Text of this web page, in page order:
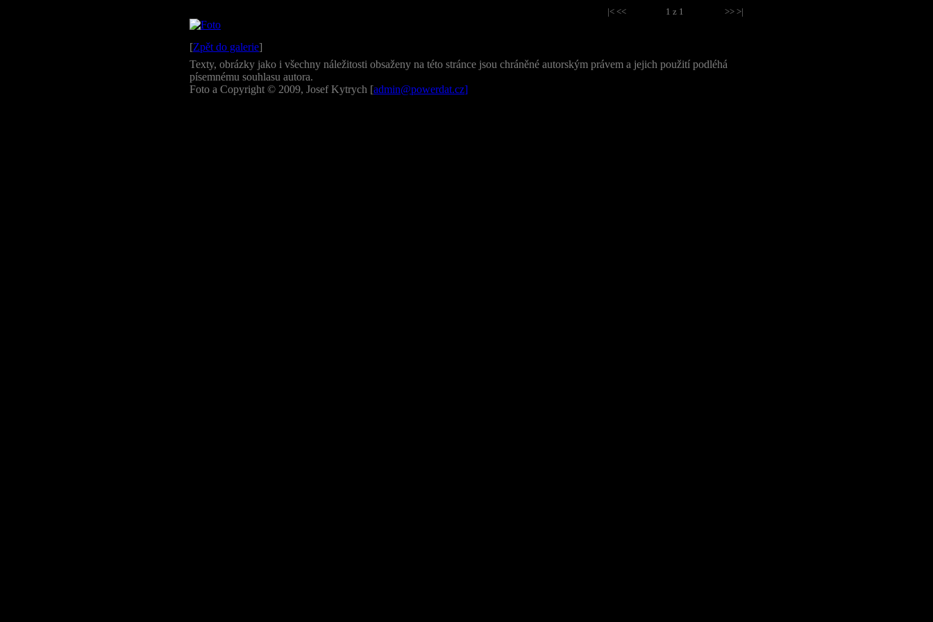
|< << 1 z 1 >> >|
[Zpět do galerie]
Texty, obrázky jako i všechny náležitosti obsaženy na této stránce jsou chráněné autorským právem a jejich použití podléhá
písemnému souhlasu autora.
Foto a Copyright © 2009, Josef Kytrych [admin@powerdat.cz]